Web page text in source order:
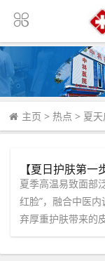
主页 > 热点 > 夏
夏季高温易致面部
红脸”，融合中医
弃厚重护肤带来的